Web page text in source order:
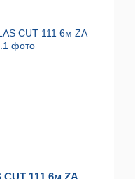
111 6м ZA